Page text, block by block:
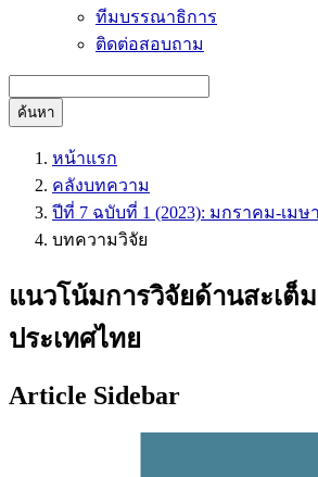
ทีมบรรณาธิการ
ติดต่อสอบถาม
ค้นหา
หน้าแรก
คลังบทความ
ปีที่ 7 ฉบับที่ 1 (2023): มกราคม-เมษ
บทความวิจัย
แนวโน้มการวิจัยด้านสะเต็
ประเทศไทย
Article Sidebar